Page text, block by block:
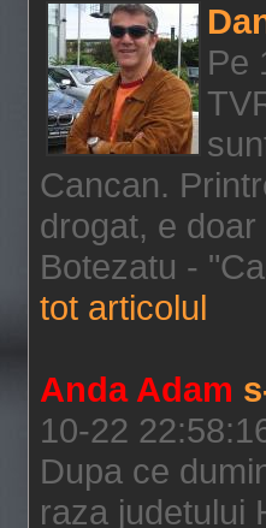
Pe
Cancan.
drogat, e
Botezatu -
tot articolul
Anda Adam
10-22
Dupa ce
raza judetului